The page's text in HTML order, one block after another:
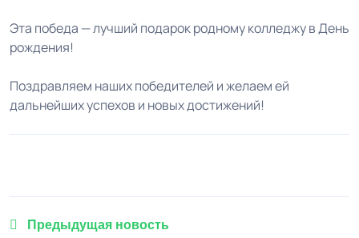
Эта победа — лучший подарок родному колледжу в День
рождения!
Поздравляем наших победителей и желаем ей
дальнейших успехов и новых достижений!
Предыдущая новость